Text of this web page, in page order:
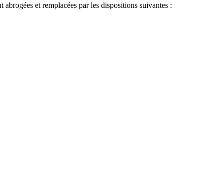
et remplacées par les dispositions suivantes :